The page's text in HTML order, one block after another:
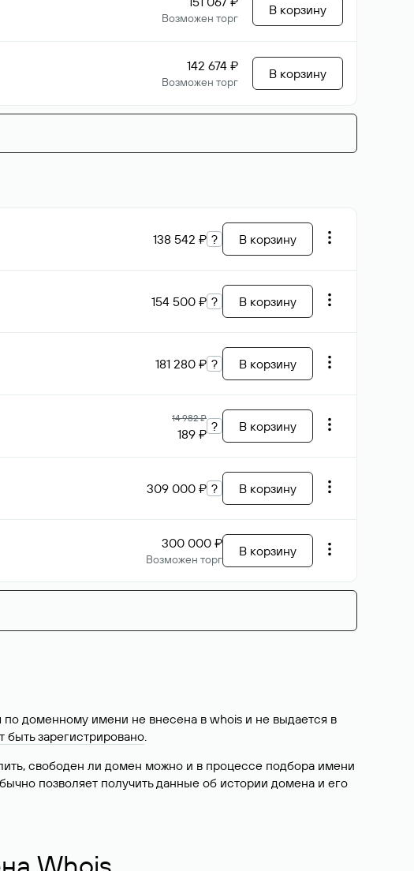
Возможен торг
В корзину
142 674 ₽
Возможен торг
В корзину
138 542 ₽ ? В корзину
154 500 ₽ ? В корзину
181 280 ₽ ? В корзину
14 982 ₽
189 ₽ ? В корзину
309 000 ₽ ? В корзину
300 000 ₽
Возможен торг
В корзину
доменному имени не внесена в whois и не выдается в
быть зарегистрировано.
свободен ли домен можно и в процессе подбора имени
позволяет получить данные об истории домена и его